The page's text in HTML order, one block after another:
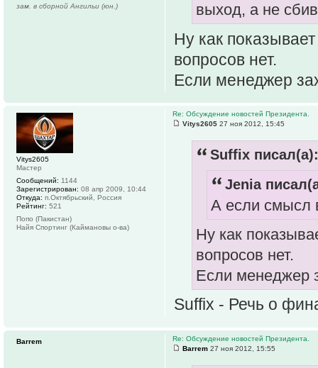
выход, а не
Ну как
вопросов нет.
Если менеджер
зам. в сборной Ангильи (юн.)
Re: Обсуждение новостей Президента.
Vitys2605 27 ноя 2012, 15:45
Suffix писал(а):
Jenia
А если смысл
Ну как
вопросов нет.
Если менеджер
Suffix - Речь о
Vitys2605
Мастер
Сообщений: 1144
Зарегистрирован: 08 апр 2009, 10:44
Откуда: п.Октябрьский, Россия
Рейтинг: 521
Попо (Пакистан)
Найя Спортинг (Каймановы о-ва)
Re: Обсуждение новостей Президента.
Barrem 27 ноя 2012, 15:55
Barrem